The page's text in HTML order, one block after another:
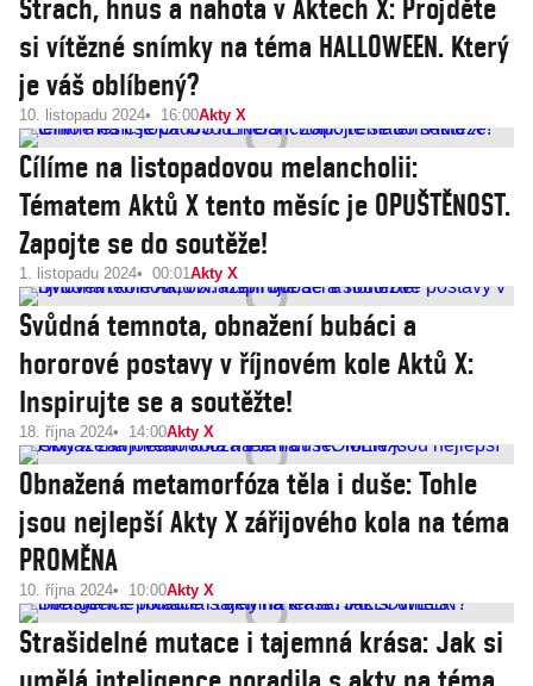
Strach, hnus a nahota v Aktech X: Projděte
si vítězné snímky na téma HALLOWEEN. Který
je váš oblíbený?
10. listopadu 2024 16:00Akty X
Cílíme na listopadovou melancholii:
Tématem Aktů X tento měsíc je OPUŠTĚNOST.
Zapojte se do soutěže!
1. listopadu 2024 00:01Akty X
Svůdná temnota, obnažení bubáci a
hororové postavy v říjnovém kole Aktů X:
Inspirujte se a soutěžte!
18. října 2024 14:00Akty X
Obnažená metamorfóza těla i duše: Tohle
jsou nejlepší Akty X zářijového kola na téma
PROMĚNA
10. října 2024 10:00Akty X
Strašidelné mutace i tajemná krása: Jak si